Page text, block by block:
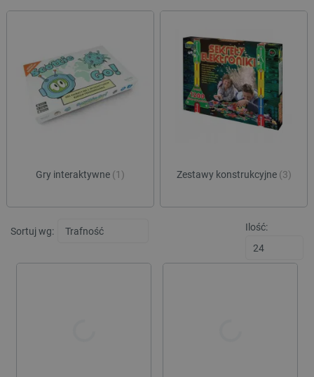
zwłaszcza zestawy konstrukcyjne – rekomendujemy również dla
szkół. Mogą one w ciekawy i niebanalny sposób uzupełnić lekcje
fizyki, techniki albo zajęcia pozalekcyjne.
Gry interaktywne (1) Zestawy konstrukcyjne (3)
Sortuj wg: Ilość: